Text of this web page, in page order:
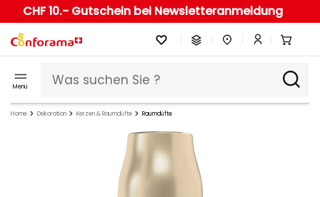
CHF 10.- Gutschein bei Newsletteranmeldung
Menü
Home Dekoration Kerzen & Raumdüfte Raumdüfte